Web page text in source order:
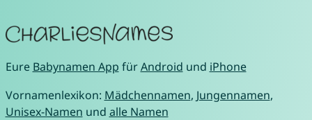
Eure Babynamen App fürAndroid und iPhone
Vornamenlexikon: Mädchennamen, Jungennamen,
Unisex-Namen und alle Namen